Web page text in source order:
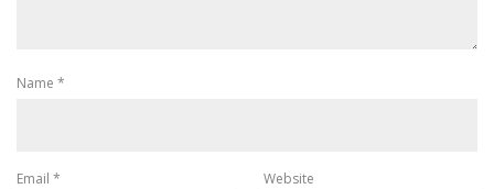
Name *
Email * Website